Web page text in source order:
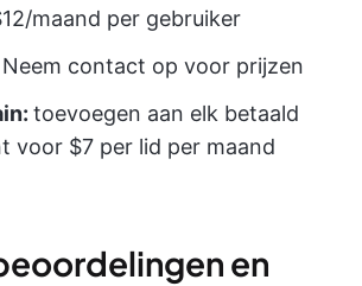
maand per gebruiker
Neem contact op voor prijzen
toevoegen aan elk betaald
voor $7 per lid per maand
en